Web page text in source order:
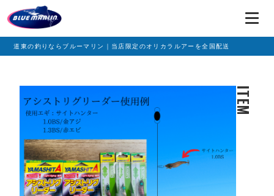
道東の釣りならブルーマリン｜当店限定のオリカラルアーを全国配送
ITEM